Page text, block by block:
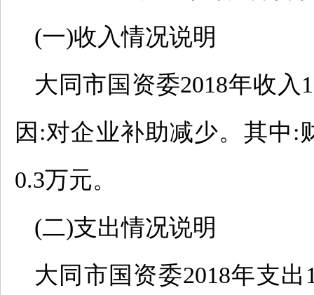
(一)收入情况说明
大同市国资委2018年收入
因:对企业补助减少。其中:
0.3万元。
(二)支出情况说明
大同市国资委2018年支出